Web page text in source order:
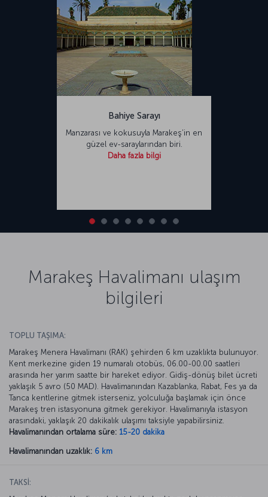
Bahiye Sarayı
Manzarası ve kokusuyla Marakeş’in en
güzel ev-saraylarından biri.
Daha fazla bilgi
Marakeş Havalimanı ulaşım
bilgileri
TOPLU TAŞIMA:
Marakeş Menera Havalimanı (RAK) şehirden 6 km uzaklıkta bulunuyor.
Kent merkezine giden 19 numaralı otobüs, 06.00-00.00 saatleri
arasında her yarım saatte bir hareket ediyor. Gidiş-dönüş bilet ücreti
yaklaşık 5 avro (50 MAD). Havalimanından Kazablanka, Rabat, Fes ya da
Tanca kentlerine gitmek isterseniz, yolculuğa başlamak için önce
Marakeş tren istasyonuna gitmek gerekiyor. Havalimanıyla istasyon
arasındaki, yaklaşık 20 dakikalık ulaşımı taksiyle yapabilirsiniz.
Havalimanından ortalama süre: 15-20 dakika
Havalimanından uzaklık: 6 km
TAKSİ: